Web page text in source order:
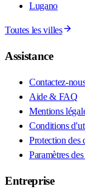
Lugano
Toutes les villes
Assistance
Contactez-
Aide & FAQ
Mentions
Conditions
Protection des
Paramètres
Entreprise